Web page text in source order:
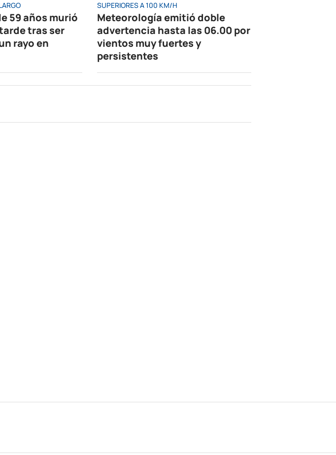
59 años murió
tras ser
rayo en
SUPERIORES A 100 KM/H
Meteorología emitió doble
advertencia hasta las 06.00 por
vientos muy fuertes y
persistentes